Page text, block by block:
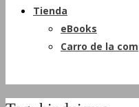
Tienda
eBooks
Carro de la